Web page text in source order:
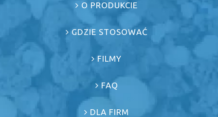
O PRODUKCIE
GDZIE STOSOWAĆ
FILMY
FAQ
DLA FIRM